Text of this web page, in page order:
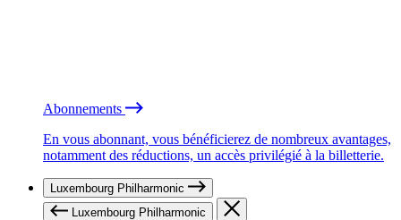
Abonnements
En vous abonnant, vous bénéficierez de nombreux avantages,
notamment des réductions, un accès privilégié à la billetterie.
Luxembourg Philharmonic
Luxembourg Philharmonic